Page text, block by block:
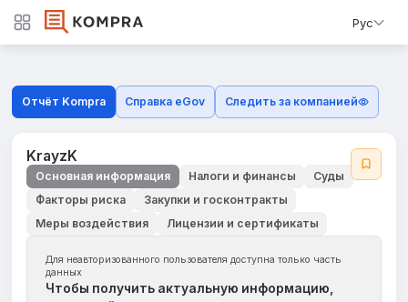
Рус
Отчёт Kompra Справка eGov Следить за компанией
KrayzK
Основная информация Налоги и финансы
Суды
Факторы риска
Закупки и госконтракты
Меры воздействия
Лицензии и сертификаты
Для неавторизованного пользователя доступна только часть
данных
Чтобы получить актуальную информацию,